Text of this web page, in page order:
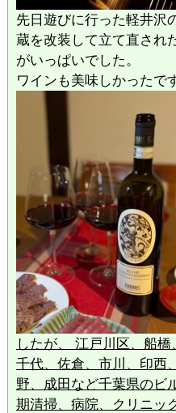
先日遊びに行った軽井沢
蔵を改装して立て直され
がいっぱいでした。
ワインも美味しかったで
したが、 江戸川区、船
千代、佐倉、市川、印西
野、成田など千葉県のビ
期清掃、病院、クリニッ